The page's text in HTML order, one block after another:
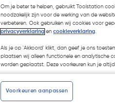
Om je beter te helpen, gebruikt Toolstation
noodzakelijk zijn voor de werking van de
verbeteren. Ook gebruiken wij cookies voor
privacyverklaring en cookieverklaring.
Als je op 'Akkoord' klikt, dan geef je ons
plaatsen wij alleen functionele en analytische
worden geplaatst. Deze voorkeuren kun je
Voorkeuren aanpassen